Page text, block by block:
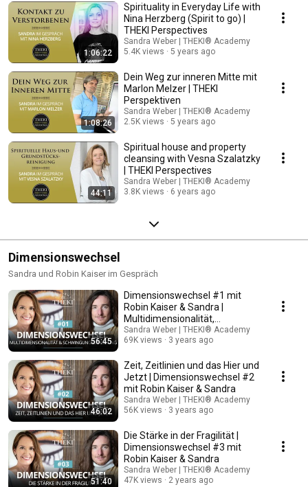
1:06:22
Spirituality in Everyday Life with
Nina Herzberg (Spirit to go) |
THEKI Perspectives
Sandra Weber | THEKI® Academy
5.4K views
5 years ago
1:08:26
Dein Weg zur inneren Mitte mit
Marlon Melzer | THEKI
Perspektiven
Sandra Weber | THEKI® Academy
2.5K views
5 years ago
44:11
Spiritual house and property
cleansing with Vesna Szalatzky
| THEKI Perspectives
Sandra Weber | THEKI® Academy
3.8K views
6 years ago
Dimensionswechsel
Sandra und Robin Kaiser im Gespräch
56:45
Dimensionswechsel #1 mit
Robin Kaiser & Sandra |
Multidimensionalität,
Schwingungserhöhung, Tipps
Sandra Weber | THEKI® Academy
69K views
3 years ago
46:02
Zeit, Zeitlinien und das Hier und
Jetzt | Dimensionswechsel #2
mit Robin Kaiser & Sandra
Sandra Weber | THEKI® Academy
56K views
3 years ago
51:40
Die Stärke in der Fragilität |
Dimensionswechsel #3 mit
Robin Kaiser & Sandra
Sandra Weber | THEKI® Academy
47K views
2 years ago